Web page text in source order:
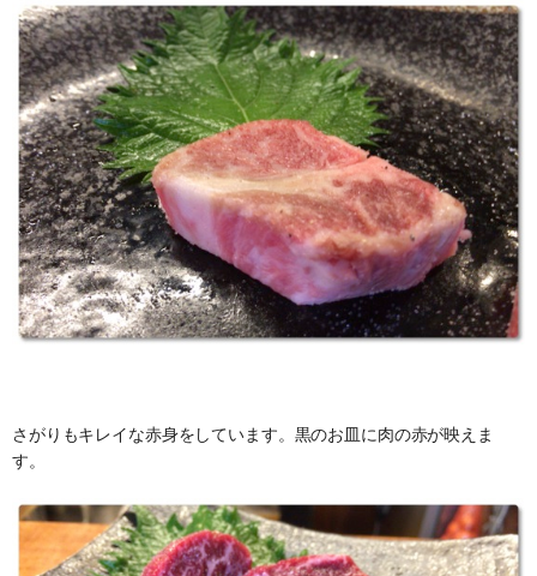
さがりもキレイな赤身をしています。黒のお皿に肉の赤が映えま
す。